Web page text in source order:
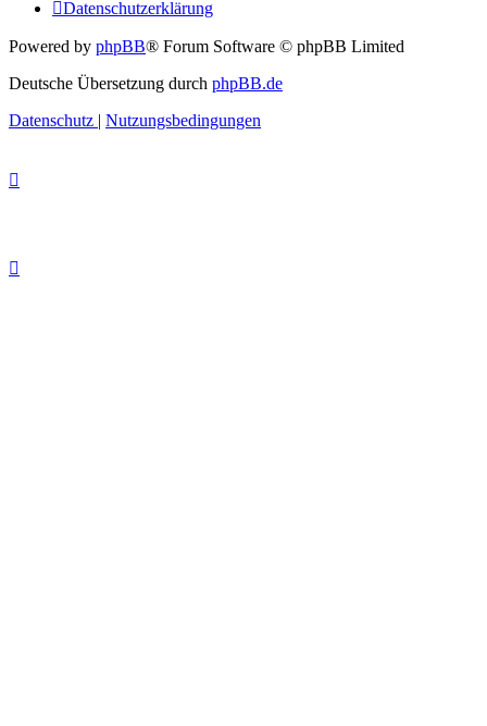
Datenschutzerklärung
Powered by phpBB® Forum Software © phpBB Limited
Deutsche Übersetzung durch phpBB.de
Datenschutz | Nutzungsbedingungen